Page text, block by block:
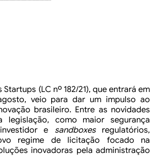
Startups (LC nº182/21), que entrará em
veio para dar um impulso ao
brasileiro. Entre as novidades
legislação, como maior segurança
e sandboxesregulatórios,
regime de licitação focado na
inovadoras pela administração